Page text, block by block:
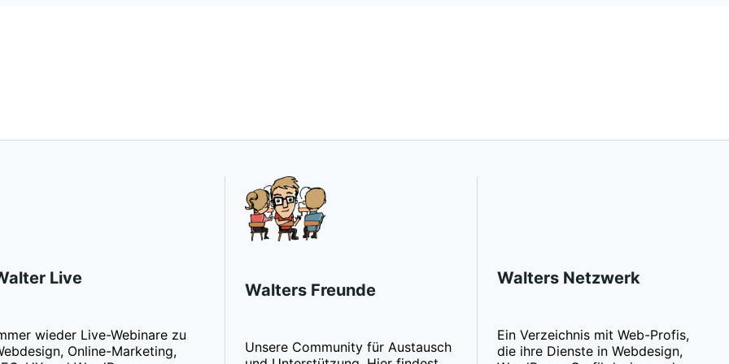
Live
wieder Live-Webinare zu
Online-Marketing,
Walters Freunde
Unsere Community für Austausch
Walters Netzwerk
Ein Verzeichnis mit Web-Profis,
die ihre Dienste in Webdesign,